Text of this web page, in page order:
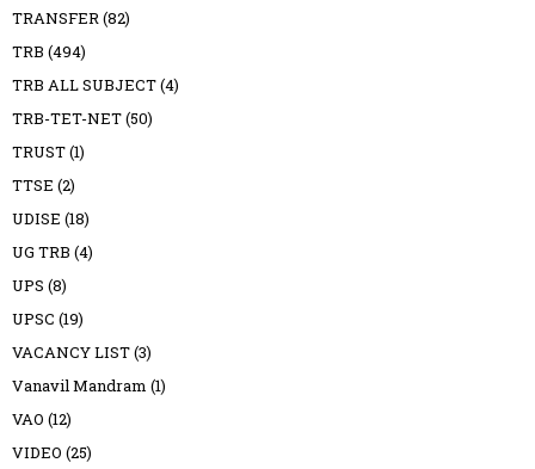
TRANSFER(82)
TRB (494)
TRB ALL SUBJECT(4)
TRB-TET-NET(50)
TRUST(1)
TTSE (2)
UDISE (18)
UG TRB (4)
UPS (8)
UPSC (19)
VACANCY LIST(3)
Vanavil Mandram (1)
VAO (12)
VIDEO (25)